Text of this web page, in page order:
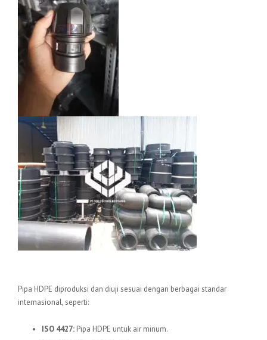
Pipa HDPE diproduksi dan diuji sesuai dengan berbagai standar
internasional, seperti:
ISO 4427: Pipa HDPE untuk air minum.